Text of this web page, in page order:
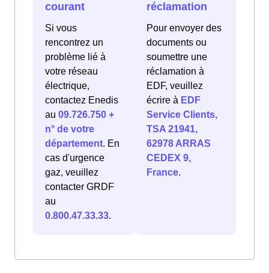
courant
Si vous
rencontrez un
problème lié à
votre réseau
électrique,
contactez Enedis
au 09.726.750 +
n° de votre
département. En
cas d'urgence
gaz, veuillez
contacter GRDF
au
0.800.47.33.33.
réclamation
Pour envoyer des
documents ou
soumettre une
réclamation à
EDF, veuillez
écrire à EDF
Service Clients,
TSA 21941,
62978 ARRAS
CEDEX 9,
France.